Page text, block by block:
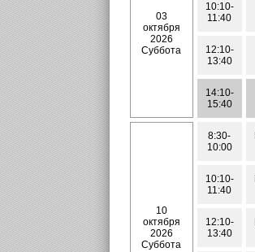
03
октября
2026
Суббота
10:10-
11:40
12:10-
13:40
14:10-
15:40
10
октября
2026
Суббота
8:30-
10:00
10:10-
11:40
12:10-
13:40